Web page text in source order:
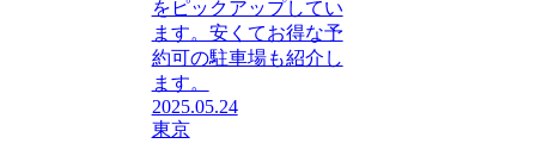
をピックアップしてい
ます。安くてお得な予
約可の駐車場も紹介し
ます。
2025.05.24
東京